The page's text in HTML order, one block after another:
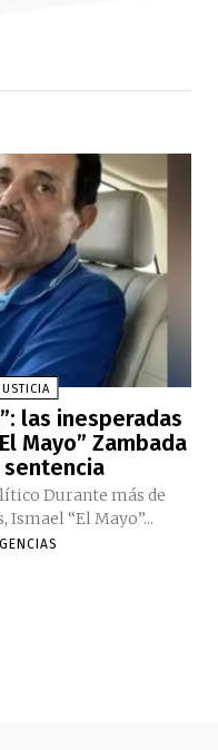
las inesperadas
Mayo” Zambada
sentencia
más de
Ismael “El Mayo”...